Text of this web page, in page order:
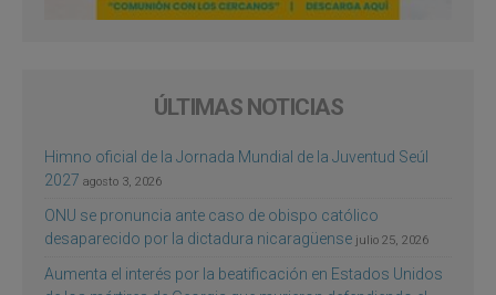
ÚLTIMAS NOTICIAS
Himno oficial de la Jornada Mundial de la Juventud Seúl
2027 agosto 3, 2026
ONU se pronuncia ante caso de obispo católico
desaparecido por la dictadura nicaragüense julio 25, 2026
Aumenta el interés por la beatificación en Estados Unidos